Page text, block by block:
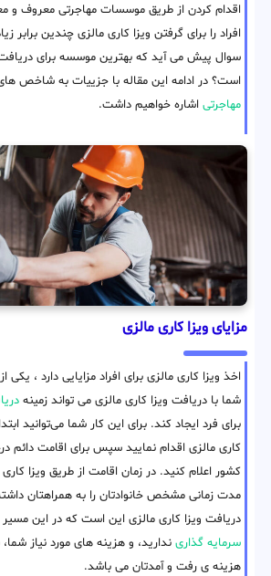
اقدام کردن از طریق موسسات مهاجرتی معروف و
افراد را برای گرفتن ویزا کاری مالزی چندین برابر
سوال پیش می آید که بهترین موسسه برای دریافت
است؟ در ادامه این مقاله با جزییات به شاخص
مهاجرتی اشاره خواهیم داشت.
مزایای ویزا کاری مالزی
اخذ ویزا کاری مالزی برای افراد مزایایی دارد ،
شما با دریافت ویزا کاری مالزی می تواند زمینه
برای فرد ایجاد کند. برای این کار شما می‌توانید
کاری مالزی اقدام نمایید سپس برای اقامت دائم
کشور اعلام کنید. در زمان اقامت از طریق ویزا
مدت زمانی مشخص خانوادتان را به همراهتان
دریافت ویزا کاری مالزی این است که در این
سرمایه گذاری ندارید، و هزینه های مورد نیاز
هزینه ی رفت و آمدتان می باشد.